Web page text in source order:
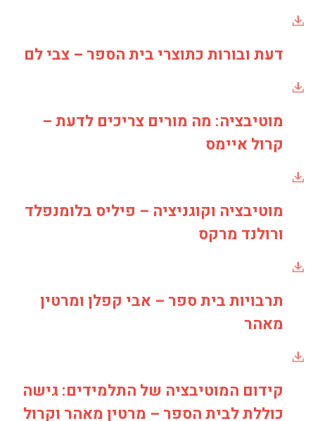
דעת ובורות כתוצרי בית הספר – צבי לם
מוטיבציה: מה מורים צריכים לדעת –
קרול איימס
מוטיבציה וקוגניציה – פיליס בלומנפלד
ורולנד מרקס
תרבויות בית ספר – אבי קפלן ומרטין
מאהר
קידום המוטיבציה של התלמידים: גישה
כוללת לבית הספר – מרטין מאהר וקרול